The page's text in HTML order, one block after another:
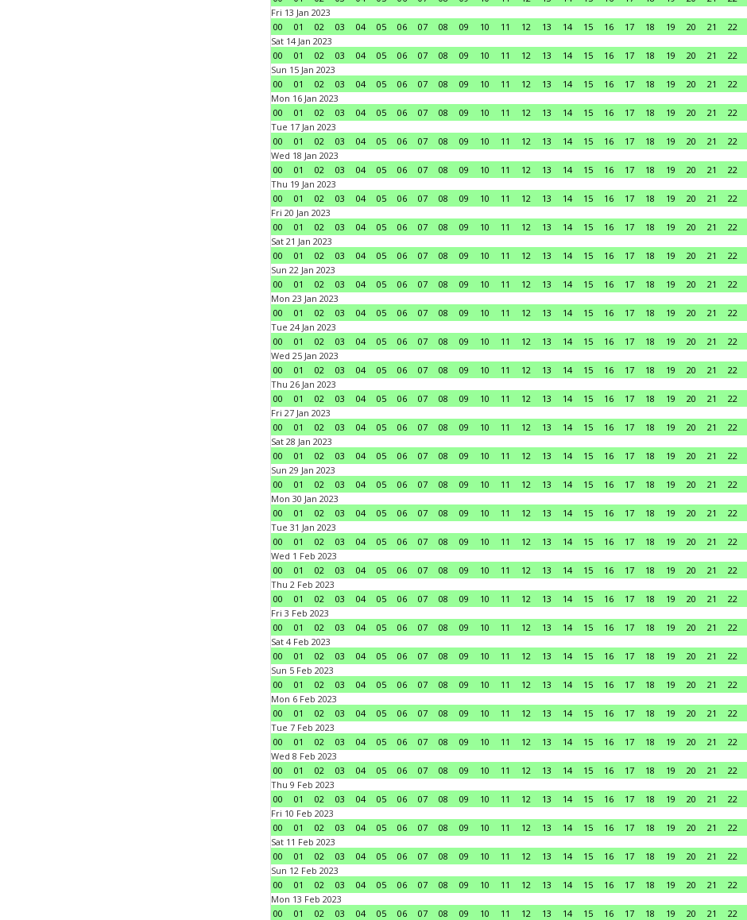
Fri 13 Jan 2023
00
01 02 03 04 05 06 07 08 09 10 11 12 13 14 15 16 17 18 19 20 21 22
Sat 14 Jan 2023
00
01 02 03 04 05 06 07 08 09 10 11 12 13 14 15 16 17 18 19 20 21 22
Sun 15 Jan 2023
00
01 02 03 04 05 06 07 08 09 10 11 12 13 14 15 16 17 18 19 20 21 22
Mon 16 Jan 2023
00
01 02 03 04 05 06 07 08 09 10 11 12 13 14 15 16 17 18 19 20 21 22
Tue 17 Jan 2023
00
01 02 03 04 05 06 07 08 09 10 11 12 13 14 15 16 17 18 19 20 21 22
Wed 18 Jan 2023
00
01 02 03 04 05 06 07 08 09 10 11 12 13 14 15 16 17 18 19 20 21 22
Thu 19 Jan 2023
00
01 02 03 04 05 06 07 08 09 10 11 12 13 14 15 16 17 18 19 20 21 22
Fri 20 Jan 2023
00
01 02 03 04 05 06 07 08 09 10 11 12 13 14 15 16 17 18 19 20 21 22
Sat 21 Jan 2023
00
01 02 03 04 05 06 07 08 09 10 11 12 13 14 15 16 17 18 19 20 21 22
Sun 22 Jan 2023
00
01 02 03 04 05 06 07 08 09 10 11 12 13 14 15 16 17 18 19 20 21 22
Mon 23 Jan 2023
00
01 02 03 04 05 06 07 08 09 10 11 12 13 14 15 16 17 18 19 20 21 22
Tue 24 Jan 2023
00
01 02 03 04 05 06 07 08 09 10 11 12 13 14 15 16 17 18 19 20 21 22
Wed 25 Jan 2023
00
01 02 03 04 05 06 07 08 09 10 11 12 13 14 15 16 17 18 19 20 21 22
Thu 26 Jan 2023
00
01 02 03 04 05 06 07 08 09 10 11 12 13 14 15 16 17 18 19 20 21 22
Fri 27 Jan 2023
00
01 02 03 04 05 06 07 08 09 10 11 12 13 14 15 16 17 18 19 20 21 22
Sat 28 Jan 2023
00
01 02 03 04 05 06 07 08 09 10 11 12 13 14 15 16 17 18 19 20 21 22
Sun 29 Jan 2023
00
01 02 03 04 05 06 07 08 09 10 11 12 13 14 15 16 17 18 19 20 21 22
Mon 30 Jan 2023
00
01 02 03 04 05 06 07 08 09 10 11 12 13 14 15 16 17 18 19 20 21 22
Tue 31 Jan 2023
00
01 02 03 04 05 06 07 08 09 10 11 12 13 14 15 16 17 18 19 20 21 22
Wed 1 Feb 2023
00
01 02 03 04 05 06 07 08 09 10 11 12 13 14 15 16 17 18 19 20 21 22
Thu 2 Feb 2023
00
01 02 03 04 05 06 07 08 09 10 11 12 13 14 15 16 17 18 19 20 21 22
Fri 3 Feb 2023
00
01 02 03 04 05 06 07 08 09 10 11 12 13 14 15 16 17 18 19 20 21 22
Sat 4 Feb 2023
00
01 02 03 04 05 06 07 08 09 10 11 12 13 14 15 16 17 18 19 20 21 22
Sun 5 Feb 2023
00
01 02 03 04 05 06 07 08 09 10 11 12 13 14 15 16 17 18 19 20 21 22
Mon 6 Feb 2023
00
01 02 03 04 05 06 07 08 09 10 11 12 13 14 15 16 17 18 19 20 21 22
Tue 7 Feb 2023
00
01 02 03 04 05 06 07 08 09 10 11 12 13 14 15 16 17 18 19 20 21 22
Wed 8 Feb 2023
00
01 02 03 04 05 06 07 08 09 10 11 12 13 14 15 16 17 18 19 20 21 22
Thu 9 Feb 2023
00
01 02 03 04 05 06 07 08 09 10 11 12 13 14 15 16 17 18 19 20 21 22
Fri 10 Feb 2023
00
01 02 03 04 05 06 07 08 09 10 11 12 13 14 15 16 17 18 19 20 21 22
Sat 11 Feb 2023
00
01 02 03 04 05 06 07 08 09 10 11 12 13 14 15 16 17 18 19 20 21 22
Sun 12 Feb 2023
00
01 02 03 04 05 06 07 08 09 10 11 12 13 14 15 16 17 18 19 20 21 22
Mon 13 Feb 2023
00
01 02 03 04 05 06 07 08 09 10 11 12 13 14 15 16 17 18 19 20 21 22